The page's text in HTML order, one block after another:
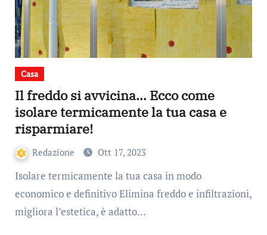
Casa
Il freddo si avvicina… Ecco come
isolare termicamente la tua casa e
risparmiare!
Redazione Ott 17, 2023
Isolare termicamente la tua casa in modo
economico e definitivo Elimina freddo e infiltrazioni,
migliora l’estetica, è adatto…